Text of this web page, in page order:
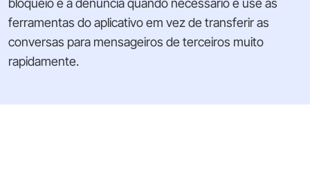
bloqueio e a denúncia quando necessário e use as
ferramentas do aplicativo em vez de transferir as
conversas para mensageiros de terceiros muito
rapidamente.